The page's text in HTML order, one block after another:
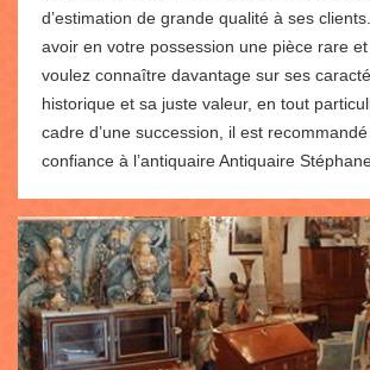
d’estimation de grande qualité à ses
avoir en votre possession une pièce rare
voulez connaître davantage sur ses
historique et sa juste valeur, en tout
cadre d’une succession, il est
confiance à l’antiquaire Antiquaire Stéphane